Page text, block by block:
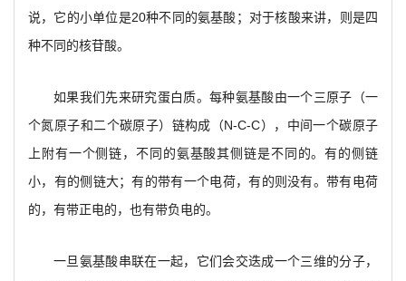
说，它的小单位是20种不同的氨基酸；对于核酸来讲，则是四
种不同的核苷酸。
如果我们先来研究蛋白质。每种氨基酸由一个三原子（一
个氮原子和二个碳原子）链构成（N-C-C），中间一个碳原子
上附有一个侧链，不同的氨基酸其侧链是不同的。有的侧链
小，有的侧链大；有的带有一个电荷，有的则没有。带有电荷
的，有带正电的，也有带负电的。
一旦氨基酸串联在一起，它们会交迭成一个三维的分子，